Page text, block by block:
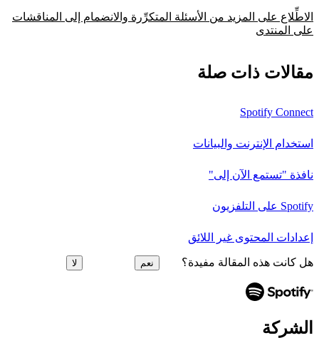
الاطِّلاع على المزيد من الأسئلة المتكرِّرة والانضمام إلى المناقشات
على المنتدى
مقالات ذات صلة
Spotify Connect
استخدام الإنترنت والبيانات
نافذة "تستمع الآن إلى"
Spotify على التلفزيون
إعدادات المحتوى غير اللائق
هل كانت هذه المقالة مفيدة؟ نعم لا
الشركة